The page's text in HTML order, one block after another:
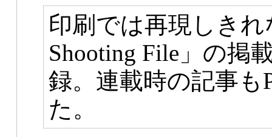
印刷では再現しき
Shooting File」の掲
録。連載時の記事
た。